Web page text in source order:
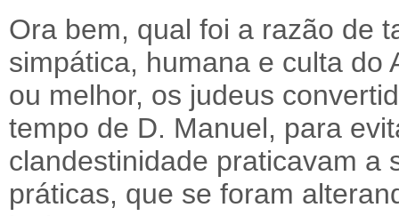
Ora bem, qual foi a razão de
simpática, humana e culta do
ou melhor, os judeus
tempo de D. Manuel, para
clandestinidade praticavam a
práticas, que se foram